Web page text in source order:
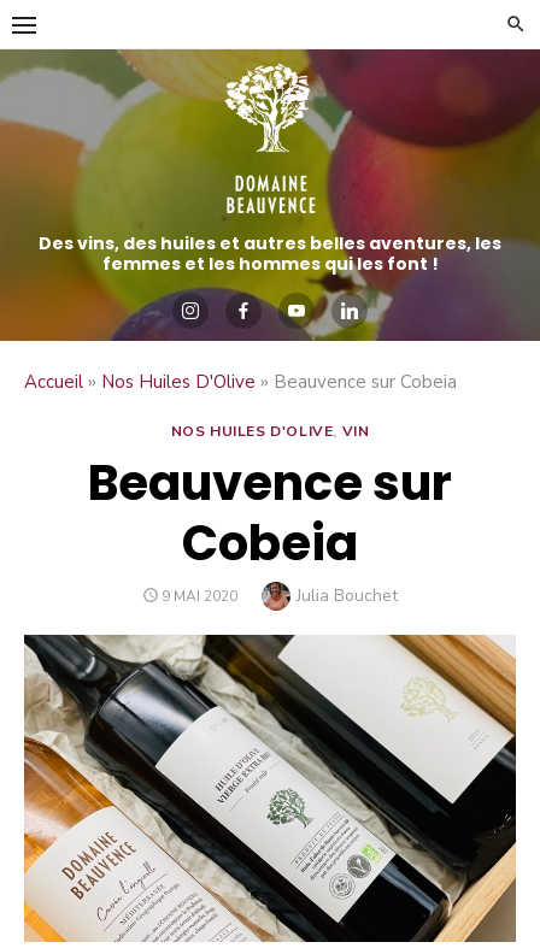
Aller
directement
au
contenu
Des vins, des huiles et autres belles aventures, les
femmes et les hommes qui les font !
Accueil » Nos Huiles D'Olive » Beauvence sur Cobeia
NOS HUILES D'OLIVE, VIN
Beauvence sur
Cobeia
PUBLIÉ
9 MAI 2020 Author
Julia Bouchet